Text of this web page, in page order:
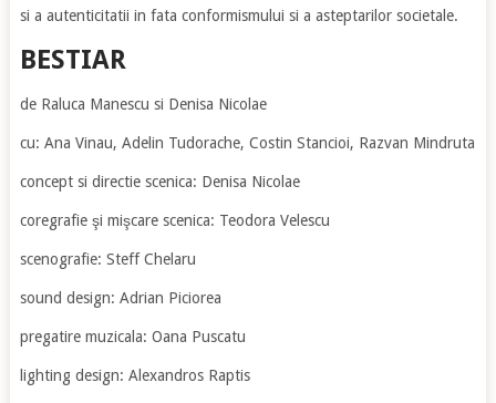
si a autenticitatii in fata conformismului si a asteptarilor societale.
BESTIAR
de Raluca Manescu si Denisa Nicolae
cu: Ana Vinau, Adelin Tudorache, Costin Stancioi, Razvan Mindruta
concept si directie scenica: Denisa Nicolae
coregrafie şi mişcare scenica: Teodora Velescu
scenografie: Steff Chelaru
sound design: Adrian Piciorea
pregatire muzicala: Oana Puscatu
lighting design: Alexandros Raptis